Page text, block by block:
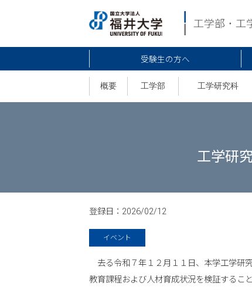
受験生の方へ
概要 工学部 工学研究科
工学研
登録日： 2026/02/12
イベント
去る令和７年１２月１１日、本学工学研
教育課程および人材育成状況を検証するこ